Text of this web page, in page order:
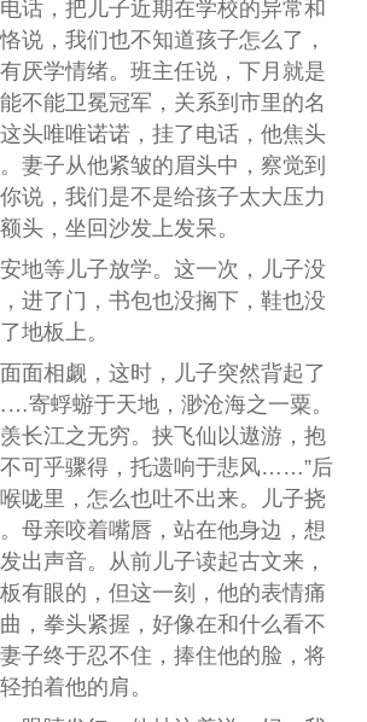
，把儿子近期在学校的异常和
说，我们也不知道孩子怎么了，
厌学情绪。班主任说，下月就是
不能卫冕冠军，关系到市里的名
头唯唯诺诺，挂了电话，他焦头
妻子从他紧皱的眉头中，察觉到
说，我们是不是给孩子太大压力
头，坐回沙发上发呆。
等儿子放学。这一次，儿子没
进了门，书包也没搁下，鞋也没
地板上。
相觑，这时，儿子突然背起了
寄蜉蝣于天地，渺沧海之一粟。
长江之无穷。挟飞仙以遨游，抱
可乎骤得，托遗响于悲风……”后
咙里，怎么也吐不出来。儿子挠
母亲咬着嘴唇，站在他身边，想
出声音。从前儿子读起古文来，
有眼的，但这一刻，他的表情痛
，拳头紧握，好像在和什么看不
子终于忍不住，捧住他的脸，将
拍着他的肩。